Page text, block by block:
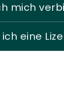
mich
ich eine